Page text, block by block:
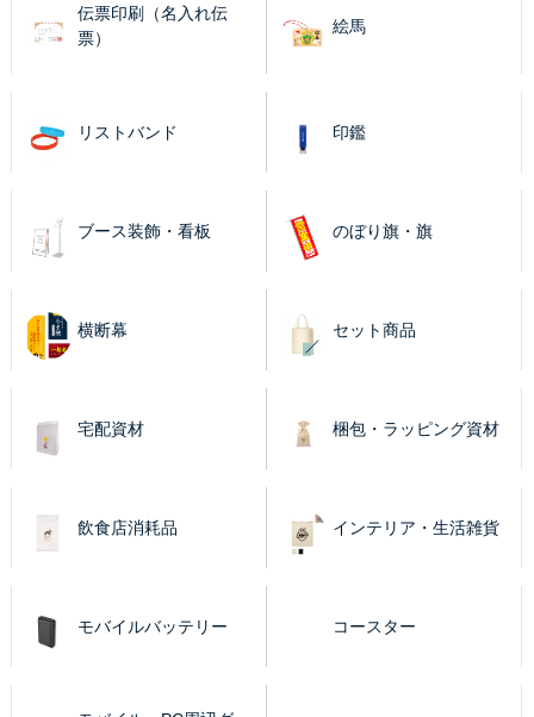
伝票印刷（名入れ伝
票）
絵馬
リストバンド 印鑑
ブース装飾・看板 のぼり旗・旗
横断幕 セット商品
宅配資材 梱包・ラッピング資材
飲食店消耗品 インテリア・生活雑貨
モバイルバッテリー コースター